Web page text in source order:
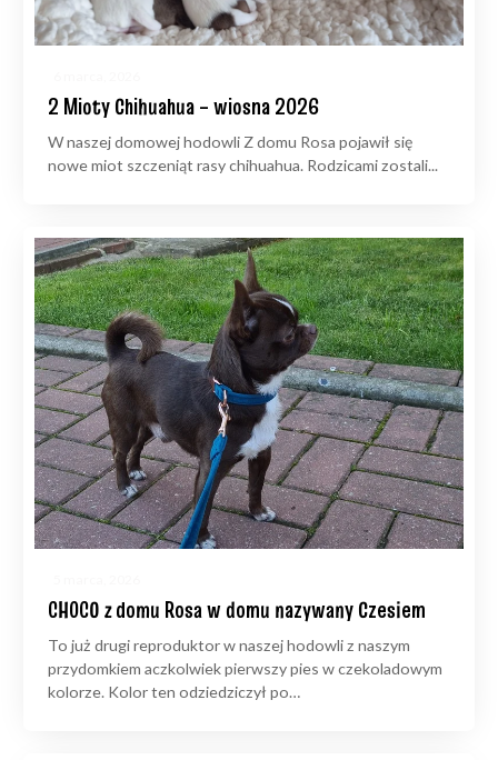
2 Mioty Chihuahua – wiosna 2026
W naszej domowej hodowli Z domu Rosa pojawił się
nowe miot szczeniąt rasy chihuahua. Rodzicami zostali...
CHOCO z domu Rosa w domu nazywany Czesiem
To już drugi reproduktor w naszej hodowli z naszym
przydomkiem aczkolwiek pierwszy pies w czekoladowym
kolorze. Kolor ten odziedziczył po…